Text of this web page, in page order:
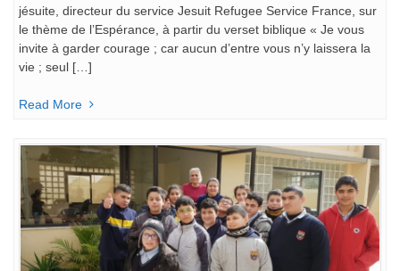
jésuite, directeur du service Jesuit Refugee Service France, sur
le thème de l’Espérance, à partir du verset biblique « Je vous
invite à garder courage ; car aucun d’entre vous n’y laissera la
vie ; seul […]
Read More